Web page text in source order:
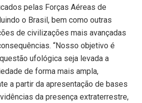
pelas Forças Aéreas de
o Brasil, bem como outras
de civilizações mais avançadas
“Nosso objetivo é
ufológica seja levada a
de forma mais ampla,
a partir da apresentação de bases
da presença extraterrestre,